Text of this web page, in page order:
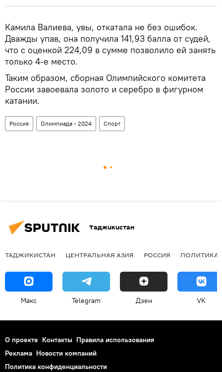
Камила Валиева, увы, откатала не без ошибок.
Дважды упав, она получила 141,93 балла от судей,
что с оценкой 224,09 в сумме позволило ей занять
только 4-е место.
Таким образом, сборная Олимпийского комитета
России завоевала золото и серебро в фигурном
катании.
Россия Олимпиада - 2024 Спорт
Таджикистан
ТАДЖИКИСТАН ЦЕНТРАЛЬНАЯ АЗИЯ РОССИЯ ПОЛИТИКА
Макс Telegram Дзен VK
О проекте Контакты Правила использования
Реклама Новости компаний
Политика конфиденциальности